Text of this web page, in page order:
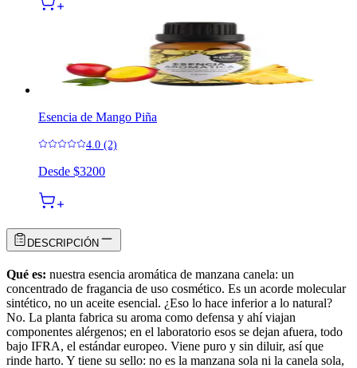
Esencia de Mango Piña
4.0 (2)
Desde $3200
DESCRIPCIÓN
Qué es: nuestra esencia aromática de manzana canela: un
concentrado de fragancia de uso cosmético. Es un acorde molecular
sintético, no un aceite esencial. ¿Eso lo hace inferior a lo natural?
No. La planta fabrica su aroma como defensa y ahí viajan
componentes alérgenos; en el laboratorio esos se dejan afuera, todo
bajo IFRA, el estándar europeo. Viene puro y sin diluir, así que
rinde harto. Y tiene su sello: no es la manzana sola ni la canela sola,